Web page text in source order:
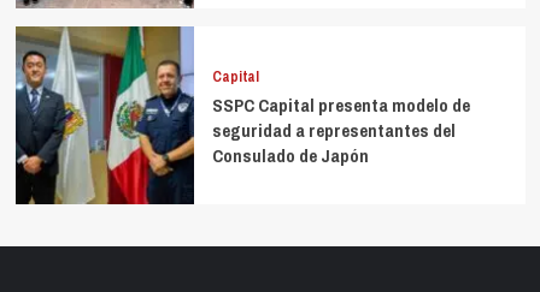
Capital
SSPC Capital presenta modelo de
seguridad a representantes del
Consulado de Japón